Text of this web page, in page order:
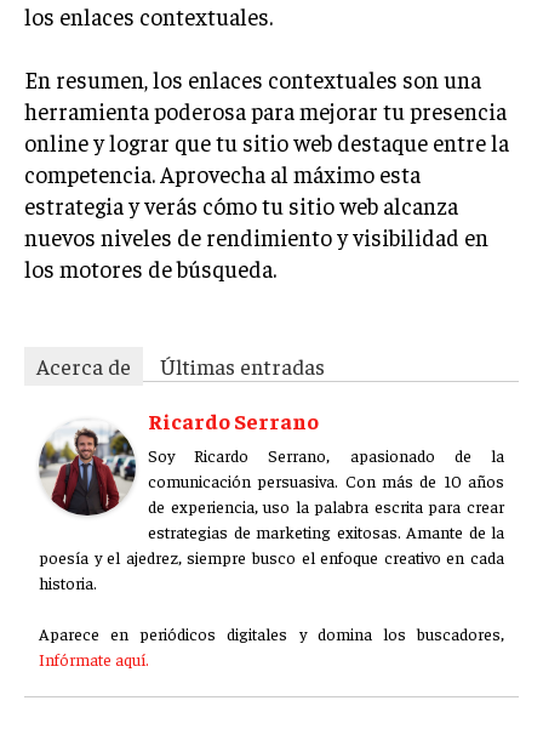
los enlaces contextuales.
En resumen, los enlaces contextuales son una
herramienta poderosa para mejorar tu presencia
online y lograr que tu sitio web destaque entre la
competencia. Aprovecha al máximo esta
estrategia y verás cómo tu sitio web alcanza
nuevos niveles de rendimiento y visibilidad en
los motores de búsqueda.
Acerca de
Últimas entradas
Ricardo Serrano
Soy Ricardo Serrano, apasionado de la
comunicación persuasiva. Con más de 10 años
de experiencia, uso la palabra escrita para crear
estrategias de marketing exitosas. Amante de la
poesía y el ajedrez, siempre busco el enfoque creativo en cada
historia.
Aparece en periódicos digitales y domina los buscadores,
Infórmate aquí.